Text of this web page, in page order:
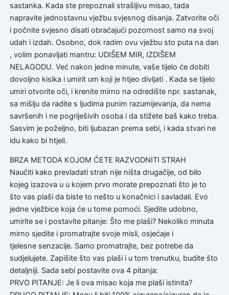
sastanka. Kada ste prepoznali strašljivu misao, tada
napravite jednostavnu vježbu svjesnog disanja. Zatvorite oči
i počnite svjesno disati obraćajući pozornost samo na svoj
udah i izdah. Osobno, dok radim ovu vježbu sto puta na dan
, volim ponavljati mantru: UDIŠEM MIR, IZDIŠEM
NELAGODU. Već nakon jedne minute, vaše tijelo će dobiti
dovoljno kisika i umirit um koji je htjeo divljati . Kada se tijelo
umiri otvorite oči, i krenite mirno na odredište npr. sastanak,
sa mišlju da radite s ljudima punim razumijevanja, da nema
savršenih i ne pogriješivih osoba i da stižete baš kako treba.
Sasvim je poželjno, biti ljubazan prema sebi, i kada stvari ne
idu kako bi htjeli.
BRZA METODA KOJOM ĆETE RAZVODNITI STRAH
Naučiti kako prevladati strah nije ništa drugačije, od bilo
kojeg izazova u u kojem prvo morate prepoznati što je to
što vas plaši da biste to nešto u konačnici i savladali. Evo
jedne vježbice koja će u tome pomoći. Sjedite udobno,
umirite se i postavite pitanje: Što me plaši? Nekoliko minuta
mirno sjedite i promatrajte svoje misli, osjećaje i
tjelesne senzacije. Samo promatrajte, bez potrebe da
sudjelujete. Zapišite što vas plaši i u tom trenutku, budite što
detaljniji. Sada sebi postavite ova 4 pitanja:
PRVO PITANJE: Je li ova misao koja me plaši istinita?